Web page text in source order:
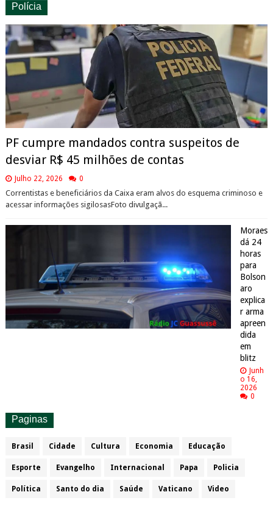
Polícia
PF cumpre mandados contra suspeitos de
desviar R$ 45 milhões de contas
Julho 22, 2026 0
Correntistas e beneficiários da Caixa eram alvos do esquema criminoso e
acessar informações sigilosasFoto divulgaçã...
Moraes
dá 24
horas
para
Bolson
aro
explica
r arma
apreen
dida
em
blitz
Junh
o 16,
2026
0
Paginas
Brasil Cidade Cultura Economia Educação
Esporte Evangelho Internacional Papa Policia
Política Santo do dia Saúde Vaticano Video